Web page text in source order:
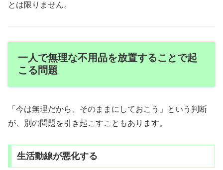
とは限りません。
一人で無理な不用品を放置することで起
こる問題
「今は無理だから、そのままにしておこう」という判断
が、別の問題を引き起こすこともあります。
生活動線が悪化する